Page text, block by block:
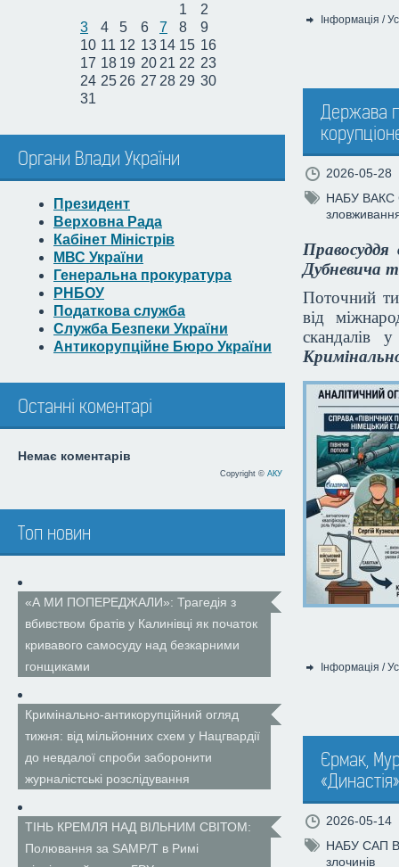
1
2
3
4 5 6 7 8
9
10 11 12 13 14 15 16
17 18 19 20 21 22 23
24 25 26 27 28 29 30
31
Органи Влади України
Президент
Верховна Рада
Кабінет Міністрів
МВС України
Генеральна прокуратура
РНБОУ
Податкова служба
Служба Безпеки України
Антикорупційне Бюро України
Останні коментарі
Немає коментарів
Copyright © АКУ
Топ новин
«А МИ ПОПЕРЕДЖАЛИ»: Трагедія з
вбивством братів у Калинівці як початок
кривавого самосуду над безкарними
гонщиками
Кримінально-антикорупційний огляд
тижня: від мільйонних схем у Нацгвардії
до невдалої спроби заборонити
журналістські розслідування
ТІНЬ КРЕМЛЯ НАД ВІЛЬНИМ СВІТОМ:
Полювання за SAMP/T в Римі
Категорія:
Інформація /
Держава
2026-05-28
НАБУ ВАКС
Дубневича
Поточний
від
скандалів
Інформація /
Єрмак,
«Династія»
2026-05-14
НАБУ САП
злочинів